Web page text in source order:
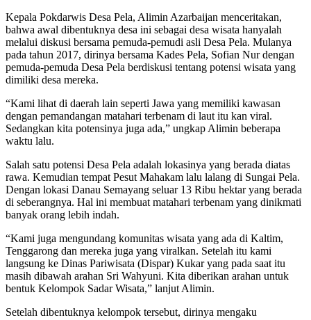
Kepala Pokdarwis Desa Pela, Alimin Azarbaijan menceritakan,
bahwa awal dibentuknya desa ini sebagai desa wisata hanyalah
melalui diskusi bersama pemuda-pemudi asli Desa Pela. Mulanya
pada tahun 2017, dirinya bersama Kades Pela, Sofian Nur dengan
pemuda-pemuda Desa Pela berdiskusi tentang potensi wisata yang
dimiliki desa mereka.
“Kami lihat di daerah lain seperti Jawa yang memiliki kawasan
dengan pemandangan matahari terbenam di laut itu kan viral.
Sedangkan kita potensinya juga ada,” ungkap Alimin beberapa
waktu lalu.
Salah satu potensi Desa Pela adalah lokasinya yang berada diatas
rawa. Kemudian tempat Pesut Mahakam lalu lalang di Sungai Pela.
Dengan lokasi Danau Semayang seluar 13 Ribu hektar yang berada
di seberangnya. Hal ini membuat matahari terbenam yang dinikmati
banyak orang lebih indah.
“Kami juga mengundang komunitas wisata yang ada di Kaltim,
Tenggarong dan mereka juga yang viralkan. Setelah itu kami
langsung ke Dinas Pariwisata (Dispar) Kukar yang pada saat itu
masih dibawah arahan Sri Wahyuni. Kita diberikan arahan untuk
bentuk Kelompok Sadar Wisata,” lanjut Alimin.
Setelah dibentuknya kelompok tersebut, dirinya mengaku